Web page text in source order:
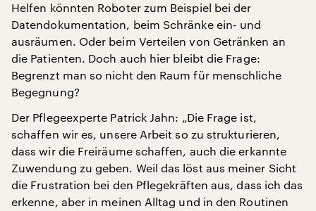
Helfen könnten Roboter zum Beispiel bei der
Datendokumentation, beim Schränke ein- und
ausräumen. Oder beim Verteilen von Getränken an
die Patienten. Doch auch hier bleibt die Frage:
Begrenzt man so nicht den Raum für menschliche
Begegnung?
Der Pflegeexperte Patrick Jahn: „Die Frage ist,
schaffen wir es, unsere Arbeit so zu strukturieren,
dass wir die Freiräume schaffen, auch die erkannte
Zuwendung zu geben. Weil das löst aus meiner Sicht
die Frustration bei den Pflegekräften aus, dass ich das
erkenne, aber in meinen Alltag und in den Routinen